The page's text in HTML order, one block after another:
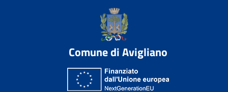
Comune di Avigliano